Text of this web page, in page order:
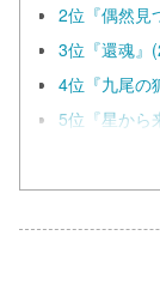
2位『偶然見
3位『還魂』
4位『九尾の
5位『星から